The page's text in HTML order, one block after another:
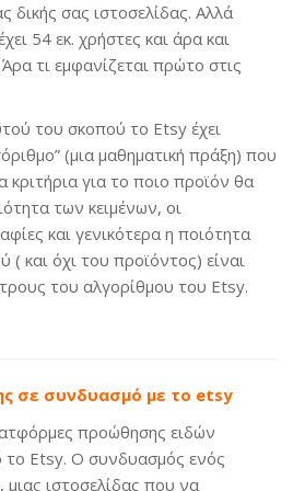
δικής σας ιστοσελίδας. Αλλά
54 εκ. χρήστες και άρα και
τι εμφανίζεται πρώτο στις
του σκοπού το Εtsy έχει
(μια μαθηματική πράξη) που
για το ποιο προϊόν θα
των κειμένων, οι
και γενικότερα η ποιότητα
( και όχι του προϊόντος) είναι
του αλγορίθμου του Εtsy.
σε συνδυασμό με το etsy
προώθησης ειδών
το Εtsy. Ο συνδυασμός ενός
ιστοσελίδας που να